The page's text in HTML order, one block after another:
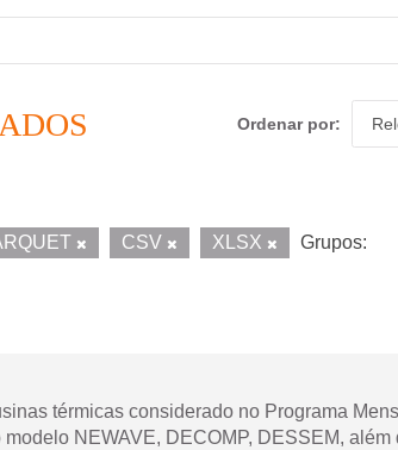
Ordenar por
CSV XLSX
Grupos:
térmicas considerado no Programa
NEWAVE, DECOMP, DESSEM, além